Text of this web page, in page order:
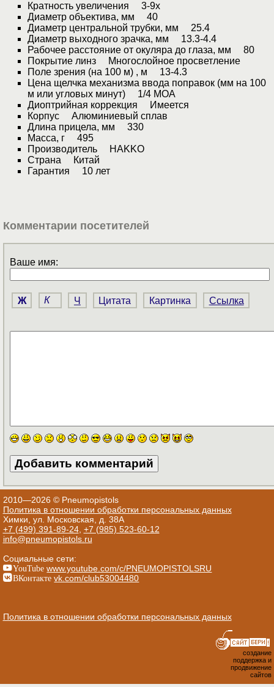
Кратность увеличения 3-9x
Диаметр объектива, мм 40
Диаметр центральной трубки, мм 25.4
Диаметр выходного зрачка, мм 13.3-4.4
Рабочее расстояние от окуляра до глаза, мм 80
Покрытие линз Многослойное просветление
Поле зрения (на 100 м) , м 13-4.3
Цена щелчка механизма ввода поправок (мм на 100
м или угловых минут) 1/4 MOA
Диоптрийная коррекция Имеется
Корпус Алюминиевый сплав
Длина прицела, мм 330
Масса, г 495
Производитель HAKKO
Страна Китай
Гарантия 10 лет
Комментарии посетителей
Ваше имя:
Ж К Ч Цитата Картинка Ссылка
2010—2026 © Pneumopistols
Политика в отношении обработки персональных данных
Химки, ул. Московская, д. 38А
+7 (499) 391-89-24, +7 (985) 523-60-12
info@pneumopistols.ru
Социальные сети:
YouTube www.youtube.com/c/PNEUMOPISTOLSRU
ВКонтакте vk.com/club53004480
Политика в отношении обработки персональных данных
создание
поддержка и
продвижение
сайтов